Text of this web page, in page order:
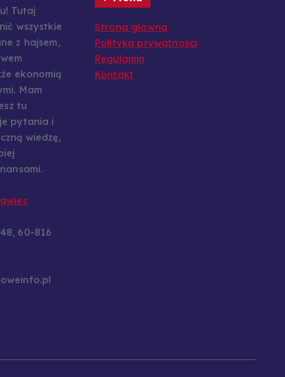
Tutaj
wszystkie
z hajsem,
ekonomią
Mam
tu
pytania i
wiedzę,
60-816
Strona główna
Polityka prywatności
Regulamin
Kontakt